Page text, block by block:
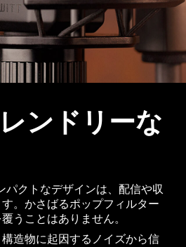
ンドリーな
クトなデザインは、配信や収
。かさばるポップフィルター
うことはありません。
造物に起因するノイズから信